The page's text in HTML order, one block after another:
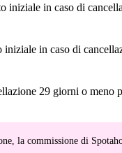
iniziale in caso di
iniziale in caso di
29 giorni o meno
la commissione di